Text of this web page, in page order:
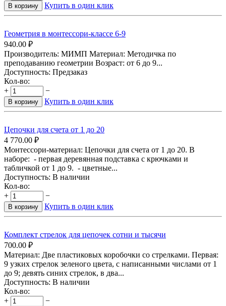
В корзину Купить в один клик
Геометрия в монтессори-классе 6-9
940.00 ₽
Производитель: МИМП Материал: Методичка по
преподаванию геометрии Возраст: от 6 до 9...
Доступность: Предзаказ
Кол-во:
+
−
В корзину Купить в один клик
Цепочки для счета от 1 до 20
4 770.00 ₽
Монтессори-материал: Цепочки для счета от 1 до 20. В
наборе: - первая деревянная подставка с крючками и
табличкой от 1 до 9. - цветные...
Доступность: В наличии
Кол-во:
+
−
В корзину Купить в один клик
Комплект стрелок для цепочек сотни и тысячи
700.00 ₽
Материал: Две пластиковых коробочки со стрелками. Первая:
9 узких стрелок зеленого цвета, с написанными числами от 1
до 9; девять синих стрелок, в два...
Доступность: В наличии
Кол-во:
+
−